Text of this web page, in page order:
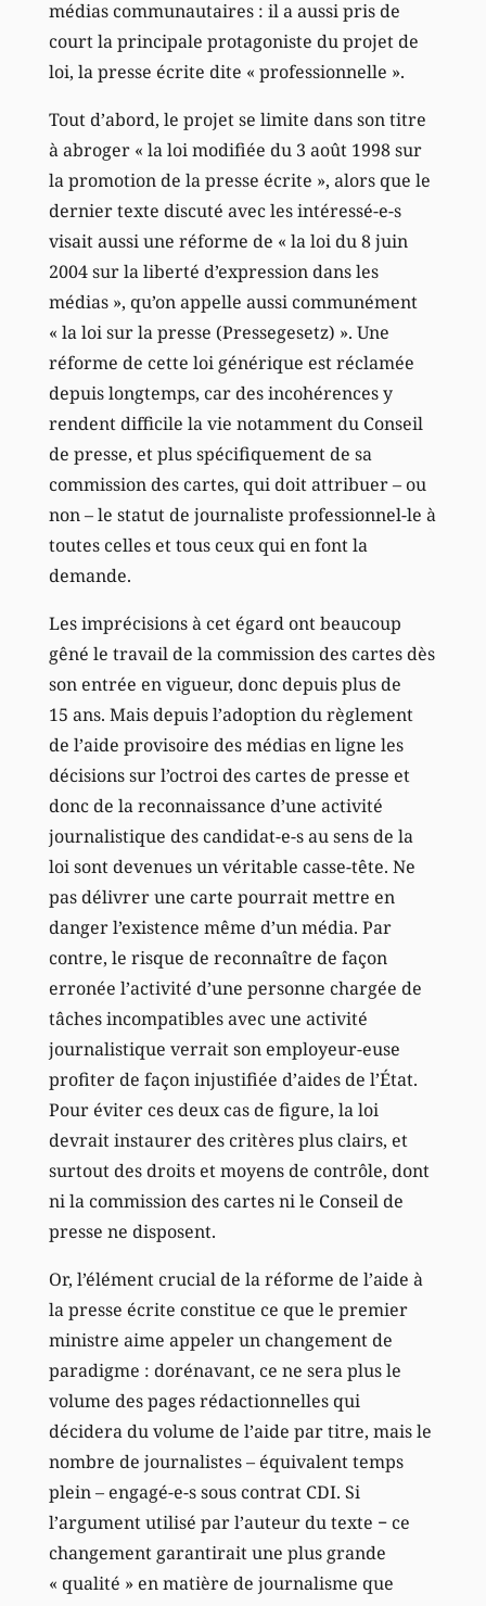
médias communautaires : il a aussi pris de
court la principale protagoniste du projet de
loi, la presse écrite dite « professionnelle ».
Tout d’abord, le projet se limite dans son titre
à abroger « la loi modifiée du 3 août 1998 sur
la promotion de la presse écrite », alors que le
dernier texte discuté avec les intéressé-e-s
visait aussi une réforme de « la loi du 8 juin
2004 sur la liberté d’expression dans les
médias », qu’on appelle aussi communément
« la loi sur la presse (Pressegesetz) ». Une
réforme de cette loi générique est réclamée
depuis longtemps, car des incohérences y
rendent difficile la vie notamment du Conseil
de presse, et plus spécifiquement de sa
commission des cartes, qui doit attribuer – ou
non – le statut de journaliste professionnel-le à
toutes celles et tous ceux qui en font la
demande.
Les imprécisions à cet égard ont beaucoup
gêné le travail de la commission des cartes dès
son entrée en vigueur, donc depuis plus de
15 ans. Mais depuis l’adoption du règlement
de l’aide provisoire des médias en ligne les
décisions sur l’octroi des cartes de presse et
donc de la reconnaissance d’une activité
journalistique des candidat-e-s au sens de la
loi sont devenues un véritable casse-tête. Ne
pas délivrer une carte pourrait mettre en
danger l’existence même d’un média. Par
contre, le risque de reconnaître de façon
erronée l’activité d’une personne chargée de
tâches incompatibles avec une activité
journalistique verrait son employeur-euse
profiter de façon injustifiée d’aides de l’État.
Pour éviter ces deux cas de figure, la loi
devrait instaurer des critères plus clairs, et
surtout des droits et moyens de contrôle, dont
ni la commission des cartes ni le Conseil de
presse ne disposent.
Or, l’élément crucial de la réforme de l’aide à
la presse écrite constitue ce que le premier
ministre aime appeler un changement de
paradigme : dorénavant, ce ne sera plus le
volume des pages rédactionnelles qui
décidera du volume de l’aide par titre, mais le
nombre de journalistes – équivalent temps
plein – engagé-e-s sous contrat CDI. Si
l’argument utilisé par l’auteur du texte − ce
changement garantirait une plus grande
« qualité » en matière de journalisme que